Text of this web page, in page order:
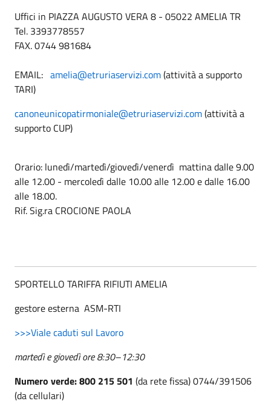
Uffici in PIAZZA AUGUSTO VERA 8 - 05022 AMELIA TR
Tel. 3393778557
FAX. 0744 981684
EMAIL: amelia@etruriaservizi.com(attività a supporto
TARI)
canoneunicopatirmoniale@etruriaservizi.com(attività a
supporto CUP)
Orario: lunedì/martedì/giovedì/venerdì mattina dalle 9.00
alle 12.00 - mercoledì dalle 10.00 alle 12.00 e dalle 16.00
alle 18.00.
Rif. Sig.ra CROCIONE PAOLA
SPORTELLO TARIFFA RIFIUTI AMELIA
gestore esterna ASM-RTI
>>>Viale caduti sul Lavoro
martedì e giovedì ore 8:30–12:30
Numero verde:800 215 501 (da rete fissa) 0744/391506
(da cellulari)